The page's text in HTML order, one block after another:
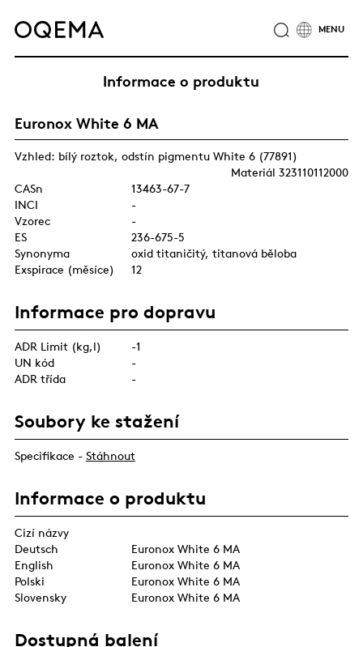
O NÁS
SLUŽBY
KATALOG PRODUKTŮ
NOVINKY
KONTAKTY
SKUPINA OQEMA
Informace o produktu
Euronox White 6 MA
Vzhled: bílý roztok, odstín pigmentu White 6 (77891)
Materiál 323110112000
CASn
13463-67-7
INCI
-
Vzorec
-
ES
236-675-5
Synonyma
oxid titaničitý, titanová běloba
Exspirace (měsíce)
12
Informace pro dopravu
ADR Limit (kg,l)
-1
UN kód
-
ADR třída
-
Soubory ke stažení
Specifikace - Stáhnout
Informace o produktu
Cizí názvy
Deutsch
Euronox White 6 MA
English
Euronox White 6 MA
Polski
Euronox White 6 MA
Slovensky
Euronox White 6 MA
Dostupná balení